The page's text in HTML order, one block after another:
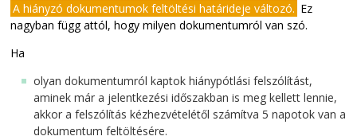
A hiányzó dokumentumok feltöltési határideje változó. Ez
nagyban függ attól, hogy milyen dokumentumról van szó.
Ha
olyan dokumentumról kaptok hiánypótlási felszólítást,
aminek már a jelentkezési időszakban is meg kellett lennie,
akkor a felszólítás kézhezvételétől számítva 5 napotok van a
dokumentum feltöltésére.